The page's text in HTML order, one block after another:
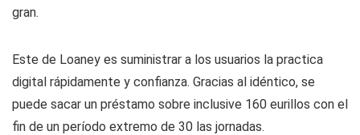
gran.
Este de Loaney es suministrar a los usuarios la practica
digital rápidamente y confianza. Gracias al idéntico, se
puede sacar un préstamo sobre inclusive 160 eurillos con el
fin de un período extremo de 30 las jornadas.